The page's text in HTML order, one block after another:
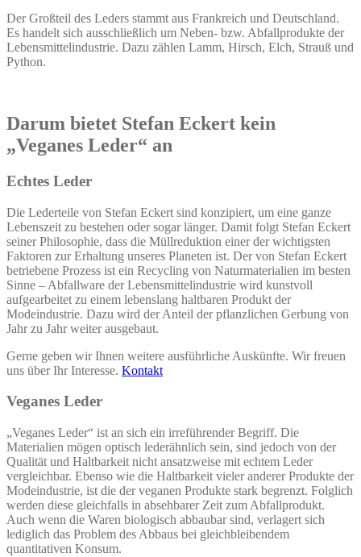
Der Großteil des Leders stammt aus Frankreich und Deutschland.
Es handelt sich ausschließlich um Neben- bzw. Abfallprodukte der
Lebensmittelindustrie. Dazu zählen Lamm, Hirsch, Elch, Strauß und
Python.
Darum bietet Stefan Eckert kein
„Veganes Leder“ an
Echtes Leder
Die Lederteile von Stefan Eckert sind konzipiert, um eine ganze
Lebenszeit zu bestehen oder sogar länger. Damit folgt Stefan Eckert
seiner Philosophie, dass die Müllreduktion einer der wichtigsten
Faktoren zur Erhaltung unseres Planeten ist. Der von Stefan Eckert
betriebene Prozess ist ein Recycling von Naturmaterialien im besten
Sinne – Abfallware der Lebensmittelindustrie wird kunstvoll
aufgearbeitet zu einem lebenslang haltbaren Produkt der
Modeindustrie. Dazu wird der Anteil der pflanzlichen Gerbung von
Jahr zu Jahr weiter ausgebaut.
Gerne geben wir Ihnen weitere ausführliche Auskünfte. Wir freuen
uns über Ihr Interesse. Kontakt
Veganes Leder
„Veganes Leder“ ist an sich ein irreführender Begriff. Die
Materialien mögen optisch lederähnlich sein, sind jedoch von der
Qualität und Haltbarkeit nicht ansatzweise mit echtem Leder
vergleichbar. Ebenso wie die Haltbarkeit vieler anderer Produkte der
Modeindustrie, ist die der veganen Produkte stark begrenzt. Folglich
werden diese gleichfalls in absehbarer Zeit zum Abfallprodukt.
Auch wenn die Waren biologisch abbaubar sind, verlagert sich
lediglich das Problem des Abbaus bei gleichbleibendem
quantitativen Konsum.